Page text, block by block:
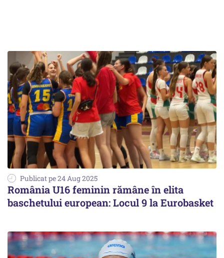
Publicat pe 24 Aug 2025
România U16 feminin rămâne în elita
baschetului european: Locul 9 la Eurobasket